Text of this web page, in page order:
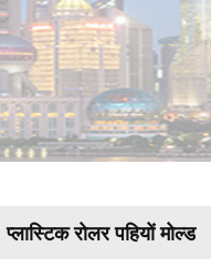
प्लास्टिक रोलर पहियों मोल्ड